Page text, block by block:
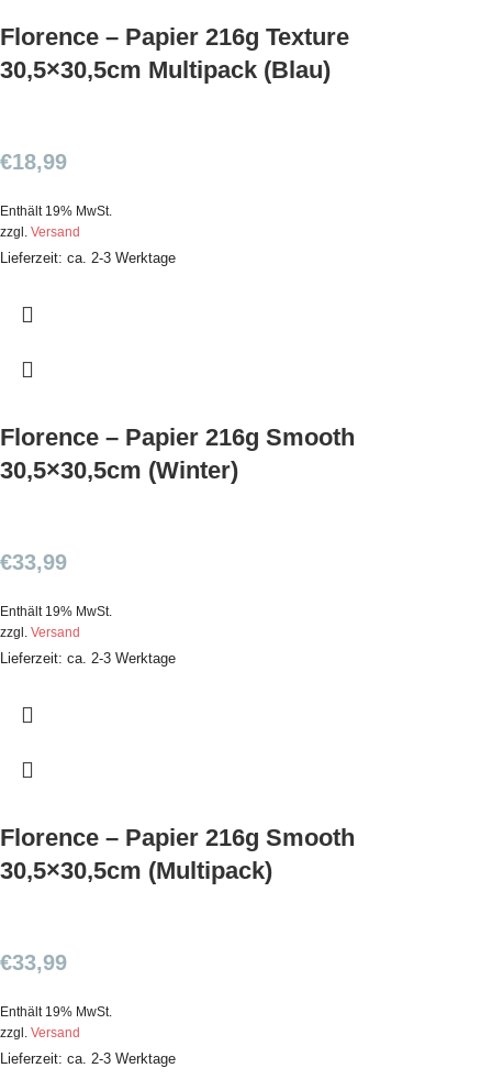
Florence – Papier 216g Texture
30,5×30,5cm Multipack (Blau)
€18,99
Enthält 19% MwSt.
zzgl. Versand
Lieferzeit: ca. 2-3 Werktage
Florence – Papier 216g Smooth
30,5×30,5cm (Winter)
€33,99
Enthält 19% MwSt.
zzgl. Versand
Lieferzeit: ca. 2-3 Werktage
Florence – Papier 216g Smooth
30,5×30,5cm (Multipack)
€33,99
Enthält 19% MwSt.
zzgl. Versand
Lieferzeit: ca. 2-3 Werktage